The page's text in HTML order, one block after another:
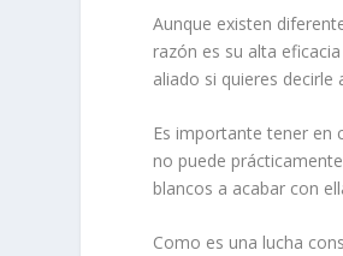
Aunque existen
razón es su alta
aliado si quieres
Es importante tener en
no puede
blancos a acabar con
Como es una lucha